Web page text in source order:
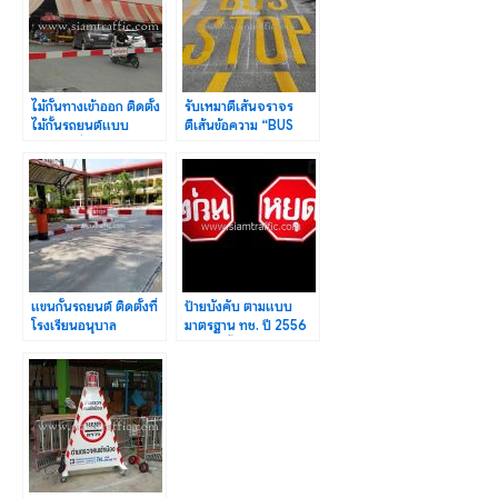
ไม้กั้นทางเข้าออก ติดตั้ง
ไม้กั้นรถยนต์แบบ
รับเหมาตีเส้นจราจร
ตีเส้นข้อความ “BUS
บูรพา
แขนกั้นรถยนต์ ติดตั้งที่
โรงเรียนอนุบาล
บ้านค่ายระยอง
ป้ายบังคับ ตามแบบ
มาตรฐาน ทช. ปี 2556